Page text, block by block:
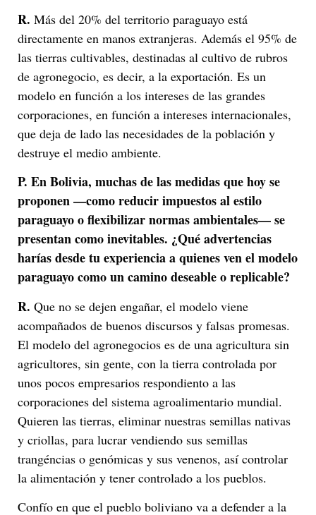
R. Más del 20% del territorio paraguayo está
directamente en manos extranjeras. Además el 95% de
las tierras cultivables, destinadas al cultivo de rubros
de agronegocio, es decir, a la exportación. Es un
modelo en función a los intereses de las grandes
corporaciones, en función a intereses internacionales,
que deja de lado las necesidades de la población y
destruye el medio ambiente.
P. En Bolivia, muchas de las medidas que hoy se
proponen —como reducir impuestos al estilo
paraguayo o flexibilizar normas ambientales— se
presentan como inevitables. ¿Qué advertencias
harías desde tu experiencia a quienes ven el modelo
paraguayo como un camino deseable o replicable?
R. Que no se dejen engañar, el modelo viene
acompañados de buenos discursos y falsas promesas.
El modelo del agronegocios es de una agricultura sin
agricultores, sin gente, con la tierra controlada por
unos pocos empresarios respondiento a las
corporaciones del sistema agroalimentario mundial.
Quieren las tierras, eliminar nuestras semillas nativas
y criollas, para lucrar vendiendo sus semillas
trangéncias o genómicas y sus venenos, así controlar
la alimentación y tener controlado a los pueblos.
Confío en que el pueblo boliviano va a defender a la